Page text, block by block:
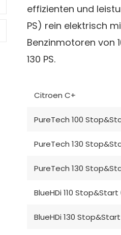
effizienten und
PS) rein elektrisch
Benzinmotoren von
130 PS.
Citroen C+
PureTech 100
PureTech 130
PureTech 130
BlueHDi 110
BlueHDi 130